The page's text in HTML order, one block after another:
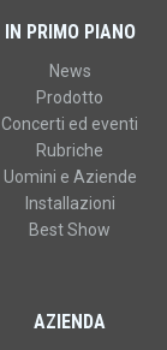
IN PRIMO PIANO
News
Prodotto
Concerti ed eventi
Rubriche
Uomini e Aziende
Installazioni
Best Show
AZIENDA